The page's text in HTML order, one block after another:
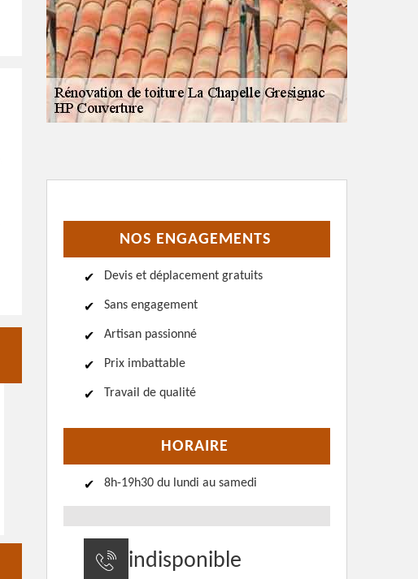
NOS ENGAGEMENTS
Devis et déplacement gratuits
Sans engagement
Artisan passionné
Prix imbattable
Travail de qualité
HORAIRE
8h-19h30 du lundi au samedi
indisponible